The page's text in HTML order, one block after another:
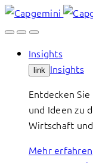
Skip
to
Insights
link Insights
Entdecken
und Ideen zu
Wirtschaft
Mehr erfahren